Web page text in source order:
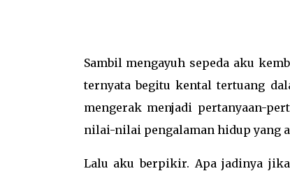
Sambil mengayuh sepeda aku
ternyata begitu kental tertuang
mengerak menjadi pertanyaan-
nilai-nilai pengalaman hidup yang
Lalu aku berpikir. Apa jadinya